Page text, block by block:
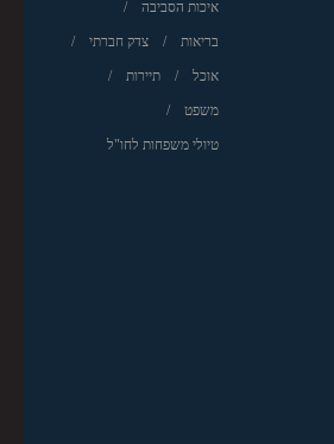
איכות הסביבה
בריאות צדק חברתי
אוכל תיירות
משפט
טיולי משפחות לחו"ל